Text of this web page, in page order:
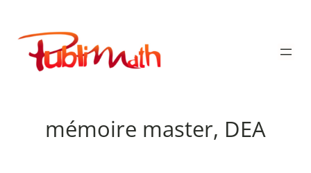
contenu
Publimath
mémoire master, DEA